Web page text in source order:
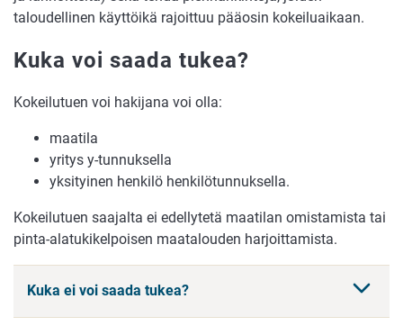
taloudellinen käyttöikä rajoittuu pääosin kokeiluaikaan.
Kuka voi saada tukea?
Kokeilutuen voi hakijana voi olla:
maatila
yritys y-tunnuksella
yksityinen henkilö henkilötunnuksella.
Kokeilutuen saajalta ei edellytetä maatilan omistamista tai
pinta-alatukikelpoisen maatalouden harjoittamista.
Kuka ei voi saada tukea?